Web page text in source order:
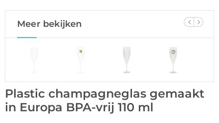
Meer bekijken
Plastic champagneglas gemaakt
in Europa BPA-vrij 110 ml